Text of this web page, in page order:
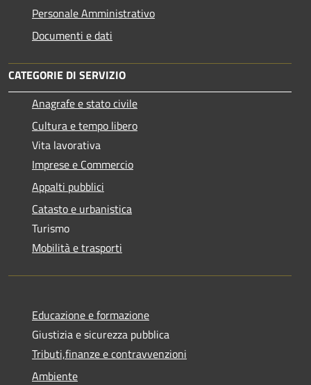
Personale Amministrativo
Documenti e dati
CATEGORIE DI SERVIZIO
Anagrafe e stato civile
Cultura e tempo libero
Vita lavorativa
Imprese e Commercio
Appalti pubblici
Catasto e urbanistica
Turismo
Mobilità e trasporti
Educazione e formazione
Giustizia e sicurezza pubblica
Tributi,finanze e contravvenzioni
Ambiente